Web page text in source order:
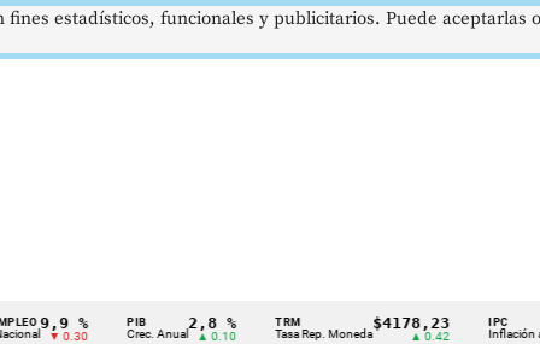
%
▼ 0.30
PIB
Crec. Anual
2,8 %
▲ 0.10
TRM
Tasa Rep. Moneda
$4178,23
▲ 0.42
IPC
Inflación anual
estadísticos, funcionales y publicitarios. Puede aceptarlas